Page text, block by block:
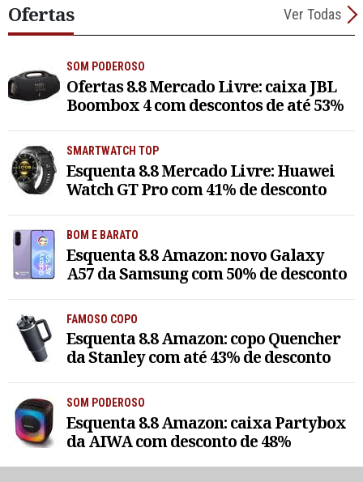
Ofertas Ver Todas
SOM PODEROSO
Ofertas 8.8 Mercado Livre: caixa JBL
Boombox 4 com descontos de até 53%
SMARTWATCH TOP
Esquenta 8.8 Mercado Livre: Huawei
Watch GT Pro com 41% de desconto
BOM E BARATO
Esquenta 8.8 Amazon: novo Galaxy
A57 da Samsung com 50% de desconto
FAMOSO COPO
Esquenta 8.8 Amazon: copo Quencher
da Stanley com até 43% de desconto
SOM PODEROSO
Esquenta 8.8 Amazon: caixa Partybox
da AIWA com desconto de 48%